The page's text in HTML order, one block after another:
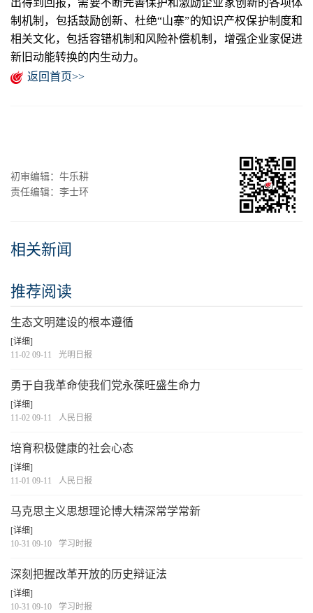
出得到回报，需要不断完善保护和激励企业家创新的各项体
制机制，包括鼓励创新、杜绝“山寨”的知识产权保护制度和
相关文化，包括容错机制和风险补偿机制，增强企业家促进
新旧动能转换的内生动力。
返回首页>>
初审编辑：牛乐耕
责任编辑：李士环
相关新闻
推荐阅读
生态文明建设的根本遵循
[详细]
11-02 09-11
光明日报
勇于自我革命使我们党永葆旺盛生命力
[详细]
11-02 09-11
人民日报
培育积极健康的社会心态
[详细]
11-01 09-11
人民日报
马克思主义思想理论博大精深常学常新
[详细]
10-31 09-10
学习时报
深刻把握改革开放的历史辩证法
[详细]
10-31 09-10
学习时报